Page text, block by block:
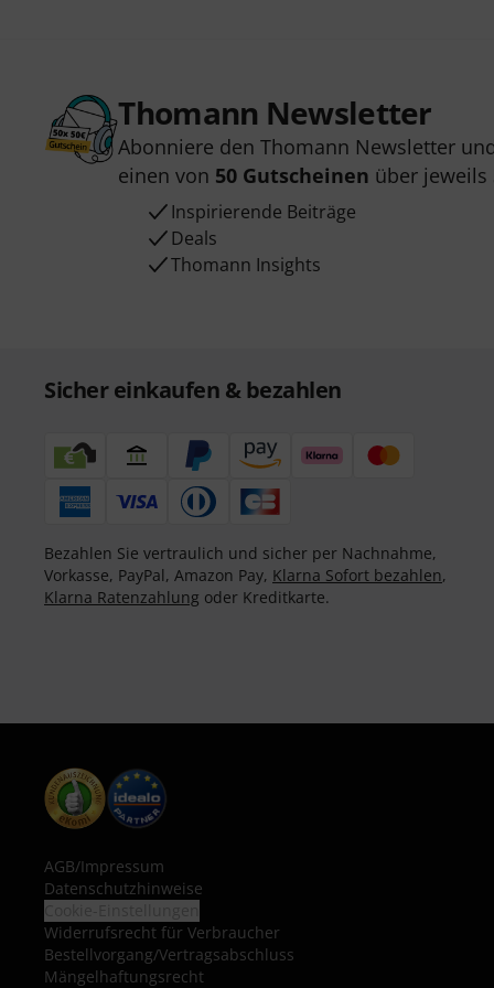
Thomann Newsletter
Abonniere den Thomann Newsletter
einen von 50 Gutscheinen über jeweils
Inspirierende Beiträge
Deals
Thomann Insights
Sicher einkaufen & bezahlen
Bezahlen Sie vertraulich und sicher per Nachnahme,
Vorkasse, PayPal, Amazon Pay, Klarna Sofort bezahlen,
Klarna Ratenzahlung oder Kreditkarte.
AGB/Impressum
Datenschutzhinweise
Widerrufsrecht für Verbraucher
Bestellvorgang/Vertragsabschluss
Mängelhaftungsrecht